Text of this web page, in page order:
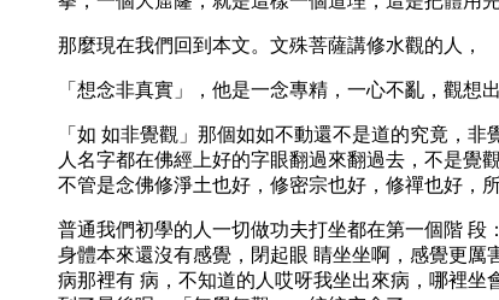
那麼現在我們回到本文。文殊菩薩講修水觀的人，
「想念非真實」，他是一念專精，一心不亂，觀想出
「如 如非覺觀」那個如如不動還不是道的究竟，
人名字都在佛經上好的字眼翻過來翻過去，不是覺
不管是念佛修淨土也好，修密宗也好，修禪也好，
普通我們初學的人一切做功夫打坐都在第一個階 段
身體本來還沒有感覺，閉起眼 睛坐坐啊，感覺更
病那裡有 病，不知道的人哎呀我坐出來病，哪裡坐